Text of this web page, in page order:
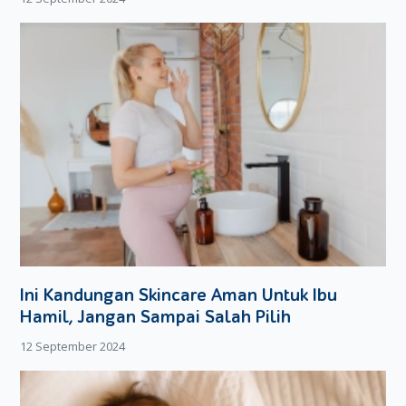
Ini Kandungan Skincare Aman Untuk Ibu
Hamil, Jangan Sampai Salah Pilih
12 September 2024